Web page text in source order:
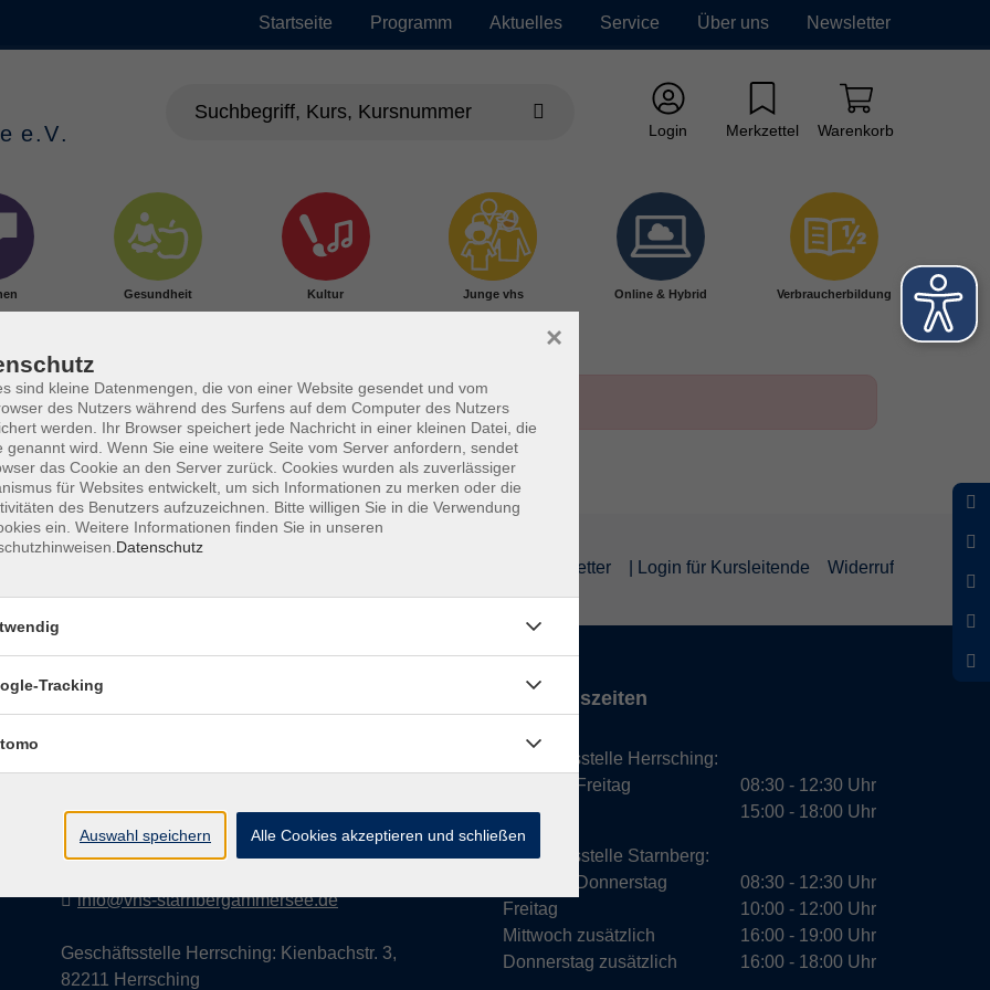
Startseite Programm Aktuelles Service Über uns Newsletter
Login Merkzettel Warenkorb
Gesundheit Kultur Junge vhs Online & Hybrid Verbraucherbildung
Newsletter | Login für Kursleitende Widerruf
Kontakt
Geschäftsstelle Starnberg: Bahnhofplatz 14,
info@vhs-starnbergammersee.de
Geschäftsstelle Herrsching: Kienbachstr. 3,
82211 Herrsching
Öffnungszeiten
Geschäftsstelle Herrsching:
Montag - Freitag
Dienstag
08:30 - 12:30 Uhr
15:00 - 18:00 Uhr
Geschäftsstelle Starnberg:
Montag - Donnerstag
Freitag
Mittwoch zusätzlich
Donnerstag zusätzlich
08:30 - 12:30 Uhr
10:00 - 12:00 Uhr
16:00 - 19:00 Uhr
16:00 - 18:00 Uhr
sind kleine Datenmengen, die von einer Website gesendet und vom
des Nutzers während des Surfens auf dem Computer des Nutzers
werden. Ihr Browser speichert jede Nachricht in einer kleinen Datei, die
genannt wird. Wenn Sie eine weitere Seite vom Server anfordern, sendet
das Cookie an den Server zurück. Cookies wurden als zuverlässiger
für Websites entwickelt, um sich Informationen zu merken oder die
des Benutzers aufzuzeichnen. Bitte willigen Sie in die Verwendung
ein. Weitere Informationen finden Sie in unseren
Datenschutz
×
Tracking
Auswahl speichern Alle Cookies akzeptieren und schließen